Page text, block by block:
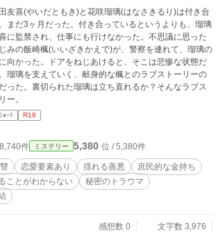
友喜(やいだともき)と花咲瑠璃(はなさきるり)は付き合
まだ3ヶ月だった。付き合っているというよりも、瑠璃
に監禁され、仕事にも行けなかった。不思議に思った
みの飯崎楓(いいざきかえで)が、警察を連れて、瑠璃の
向かった。ドアをねじあけると、そこは悲惨な状態だ
瑠璃を支えていく、献身的な楓とのラブストーリーの
った。裏切られた瑠璃は立ち直れるか？そんなラブス
ー。
ｮｰﾄ R18
件 ミステリー 5,380 位 / 5,380件
恋愛要素あり 揺れる善悪
庶民的な金持ち
ことがわからない
秘密のトラウマ
感想数 0
文字数 3,976